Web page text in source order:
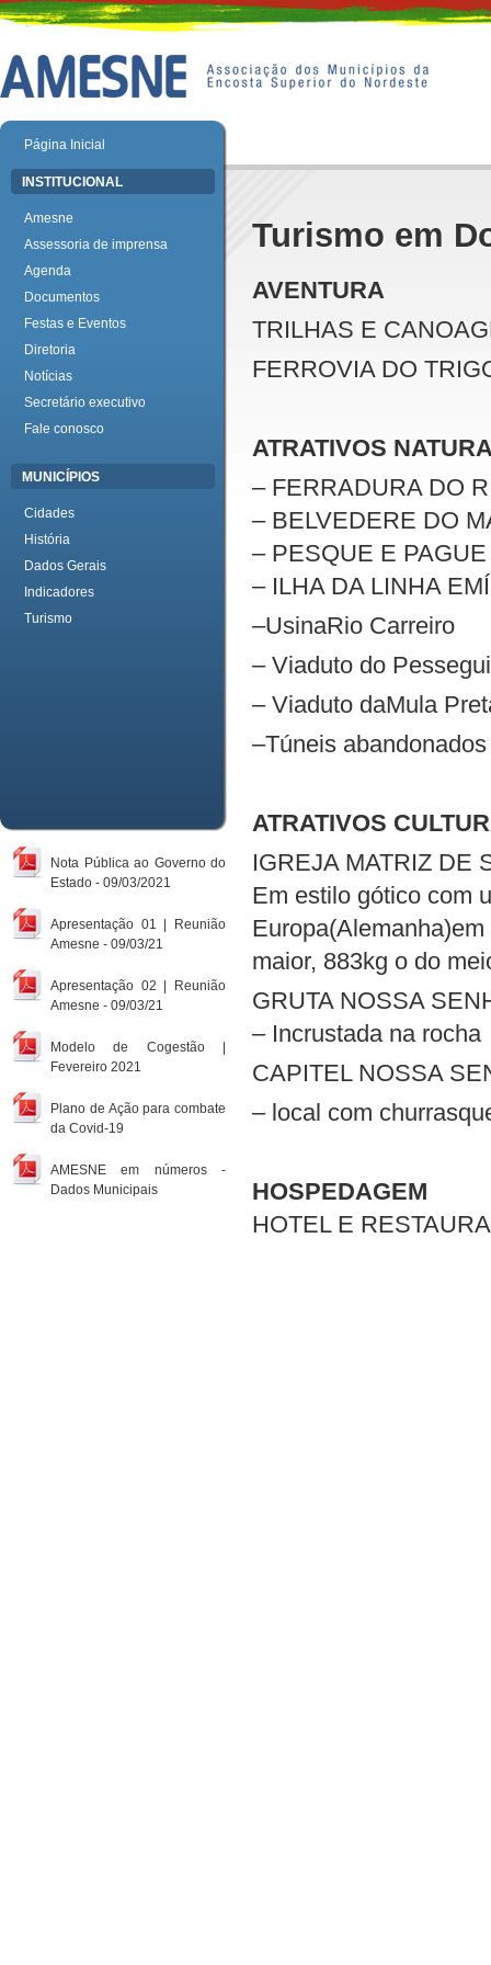
Página Inicial
INSTITUCIONAL
Amesne
Assessoria de imprensa
Agenda
Documentos
Festas e Eventos
Diretoria
Notícias
Secretário executivo
Fale conosco
MUNICÍPIOS
Cidades
História
Dados Gerais
Indicadores
Turismo
Nota Pública ao Governo do
Estado - 09/03/2021
Apresentação 01 | Reunião
Amesne - 09/03/21
Apresentação 02 | Reunião
Amesne - 09/03/21
Modelo de Cogestão |
Fevereiro 2021
Plano de Ação para combate
da Covid-19
AMESNE em números -
Dados Municipais
Turismo em
AVENTURA
TRILHAS E
FERROVIA DO
ATRATIVOS
– FERRADURA DO
– BELVEDERE DO
– PESQUE E
– ILHA DA LINHA
–UsinaRio Carreiro
– Viaduto do
– Viaduto daMula
–Túneis abandonados
ATRATIVOS
IGREJA MATRIZ DE
Em estilo gótico com
maior, 883kg o do
GRUTA NOSSA
– Incrustada na rocha
CAPITEL NOSSA
– local com
HOSPEDAGEM
HOTEL E